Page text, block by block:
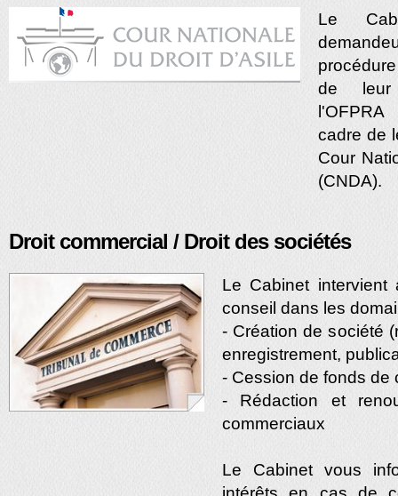
Le
de leur
cadre de
Cour
(CNDA).
Droit commercial / Droit des sociétés
Le Cabinet
conseil dans les
- Création de société
enregistrement,
- Cession de fonds de
- Rédaction et
commerciaux
Le Cabinet vous